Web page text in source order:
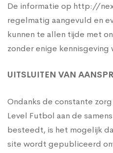
De informatie op http://
regelmatig aangevuld en
kunnen te allen tijde met
zonder enige kennisgeving
UITSLUITEN VAN
Ondanks de constante
Level Futbol aan de
besteedt, is het mogelijk
site wordt gepubliceerd